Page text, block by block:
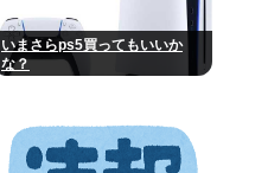
いまさらps5買ってもいいか
な？